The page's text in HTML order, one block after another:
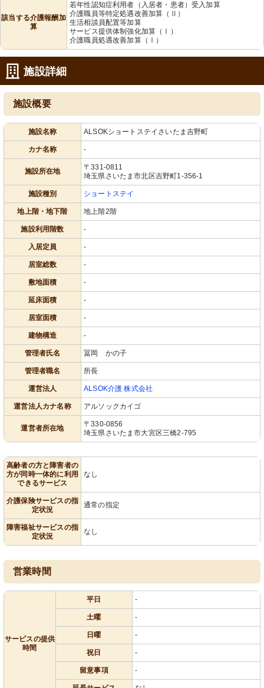
該当する介護報酬加
算
若年性認知症利用者（入居者・患者）受入加算
介護職員等特定処遇改善加算（Ⅱ）
生活相談員配置等加算
サービス提供体制強化加算（Ⅰ）
介護職員処遇改善加算（Ⅰ）
施設詳細
施設概要
施設名称 ALSOKショートステイさいたま吉野町
カナ名称 -
施設所在地
〒331-0811
埼玉県さいたま市北区吉野町1-356-1
施設種別 ショートステイ
地上階・地下階 地上階2階
施設利用階数 -
入居定員 -
居室総数 -
敷地面積 -
延床面積 -
居室面積 -
建物構造 -
管理者氏名 冨岡 かの子
管理者職名 所長
運営法人 ALSOK介護 株式会社
運営法人カナ名称 アルソックカイゴ
運営者所在地
〒330-0856
埼玉県さいたま市大宮区三橋2-795
高齢者の方と障害者の
方が同時一体的に利用
できるサービス
なし
介護保険サービスの指
定状況
通常の指定
障害福祉サービスの指
定状況
なし
営業時間
サービスの提供
時間
平日 -
土曜 -
日曜 -
祝日 -
留意事項 -